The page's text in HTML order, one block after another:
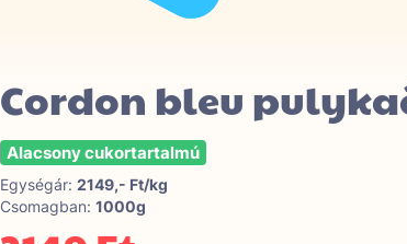
Cordon bleu
Alacsony cukortartalmú
Egységár: 2149,- Ft/kg
Csomagban: 1000g